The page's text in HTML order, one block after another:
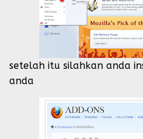
setelah itu silahkan anda
anda